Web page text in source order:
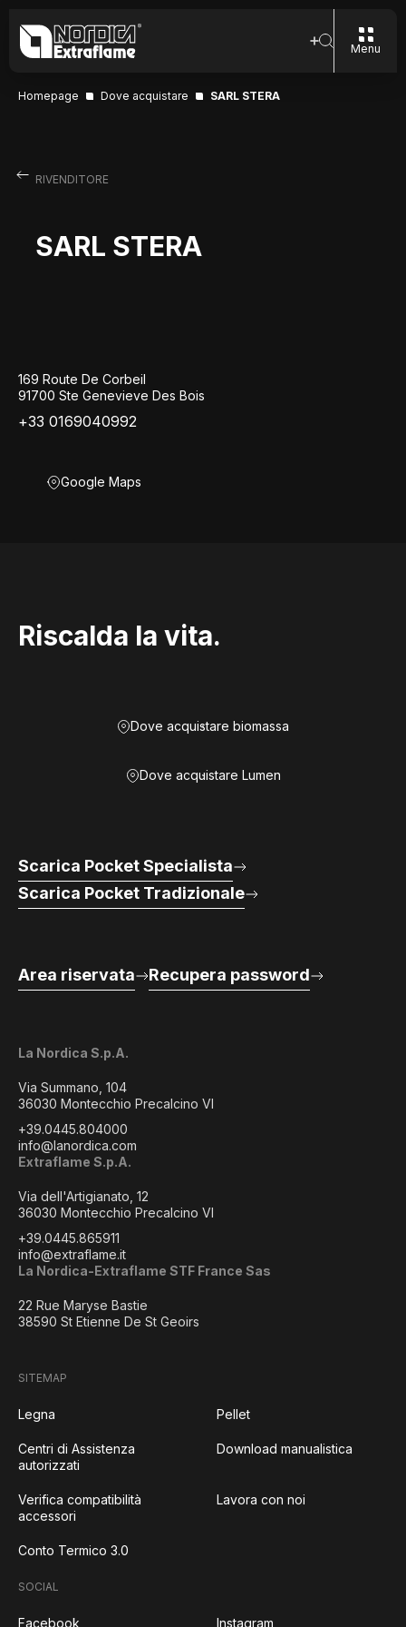
Menu
Homepage Dove acquistare SARL STERA
RIVENDITORE
SARL STERA
169 Route De Corbeil
91700 Ste Genevieve Des Bois
+33 0169040992
Google Maps
Riscalda la vita.
Dove acquistare biomassa
Dove acquistare Lumen
La Nordica S.p.A.
Via Summano, 104
36030 Montecchio Precalcino VI
+39.0445.804000
info@lanordica.com
Extraflame S.p.A.
Via dell'Artigianato, 12
36030 Montecchio Precalcino VI
+39.0445.865911
info@extraflame.it
La Nordica-Extraflame STF France Sas
22 Rue Maryse Bastie
38590 St Etienne De St Geoirs
Scarica Pocket Specialista
Scarica Pocket Tradizionale
Area riservata Recupera password
SITEMAP
Legna Pellet
Centri di Assistenza
autorizzati
Download manualistica
Verifica compatibilità
accessori
Lavora con noi
Conto Termico 3.0
SOCIAL
Facebook Instagram